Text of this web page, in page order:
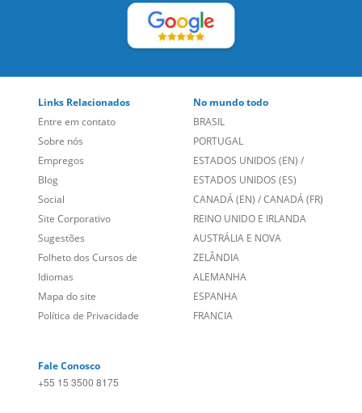
Links Relacionados
Entre em contato
Sobre nós
Empregos
Blog
Social
Site Corporativo
Sugestões
Folheto dos Cursos de
Idiomas
No mundo todo
BRASIL
PORTUGAL
ESTADOS UNIDOS (EN)/
ESTADOS UNIDOS (ES)
CANADÁ (EN) /CANADÁ (FR)
REINO UNIDO E IRLANDA
AUSTRÁLIA E NOVA
ZELÂNDIA
ALEMANHA